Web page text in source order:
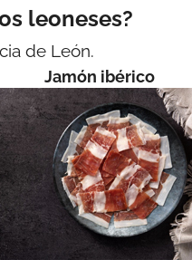
leoneses?
de León.
Jamón ibérico